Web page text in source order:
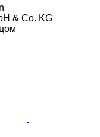
& Co. KG